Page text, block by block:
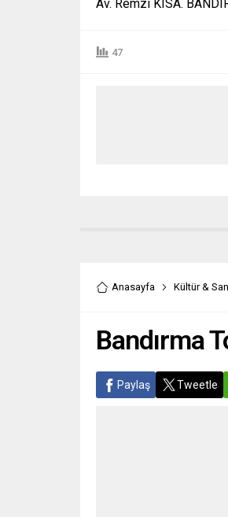
Av. Remzi KISA.
47
Anasayfa Kültür &
Bandırma
Paylaş Tweetle